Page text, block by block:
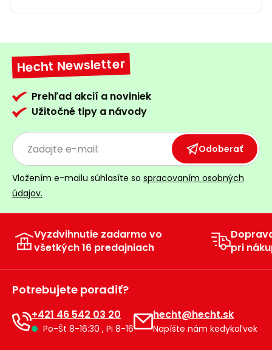
Hecht Newsletter
Prehľad akcií a noviniek
Užitočné tipy a návody
Odoberať
Vložením e-mailu súhlasíte so spracovaním osobných
údajov.
Vyzdvihnutie zadarmo vo
všetkých 16 predajniach
pri
Potrebujete poradiť?
+421 46 542 03 20
Po-Št 8-16:30 , Pi 8-16
hecht@hecht.sk
Napíšte nám kedykoľvek